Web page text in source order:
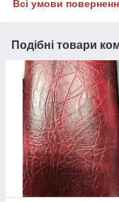
Всі умови
Подібні товари